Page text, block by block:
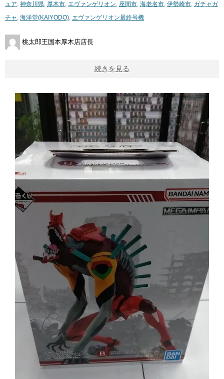
ュア, 神奈川県, 厚木市, エヴァンゲリオン, 座間市, 海老名市, 伊勢崎市, ガチャガ
チャ , 海洋堂(KAIYODO), エヴァンゲリオン最終号機
桃太郎王国本厚木店店長
続きを見る